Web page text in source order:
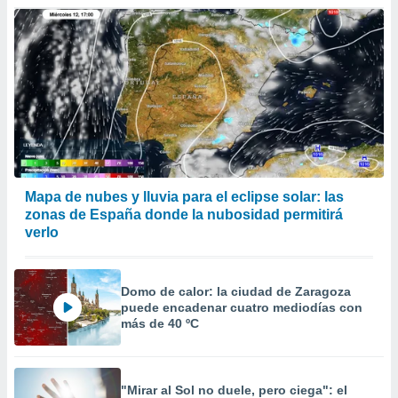
Mapa de nubes y lluvia para el eclipse solar: las
zonas de España donde la nubosidad permitirá
verlo
Domo de calor: la ciudad de Zaragoza
puede encadenar cuatro mediodías con
más de 40 ºC
"Mirar al Sol no duele, pero ciega": el